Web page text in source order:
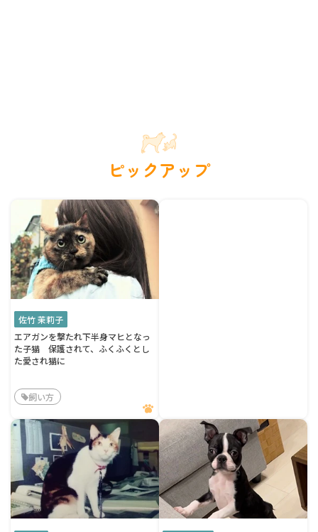
ピックアップ
佐竹 茉莉子
エアガンを撃たれ下半身マヒとなっ
た子猫 保護されて、ふくふくとし
た愛され猫に
飼い方